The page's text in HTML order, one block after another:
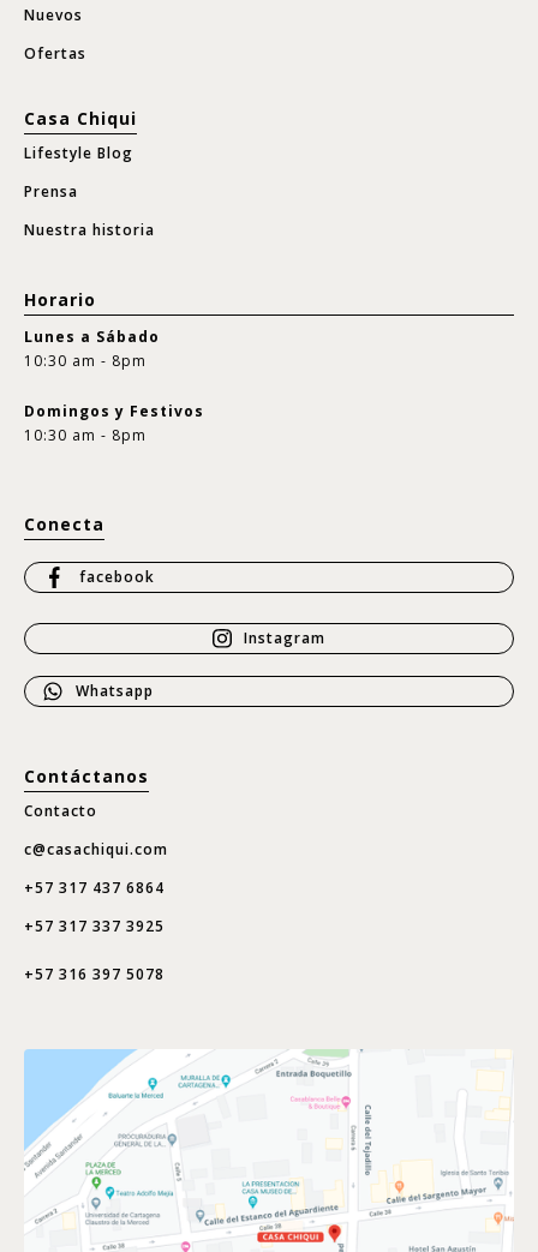
Nuevos
Ofertas
Casa Chiqui
Lifestyle Blog
Prensa
Nuestra historia
Horario
Lunes a Sábado
10:30 am - 8pm
Domingos y Festivos
10:30 am - 8pm
Conecta
facebook
Instagram
Whatsapp
Contáctanos
Contacto
c@casachiqui.com
+57 317 437 6864
+57 317 337 3925
+57 316 397 5078